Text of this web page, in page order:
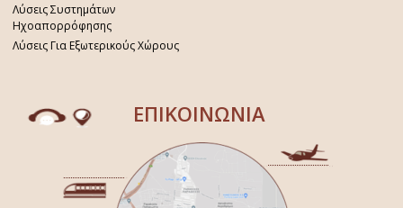
Λύσεις Συστημάτων
Ηχοαπορρόφησης
Λύσεις Για Εξωτερικούς Χώρους
ΕΠΙΚΟΙΝΩΝΙΑ